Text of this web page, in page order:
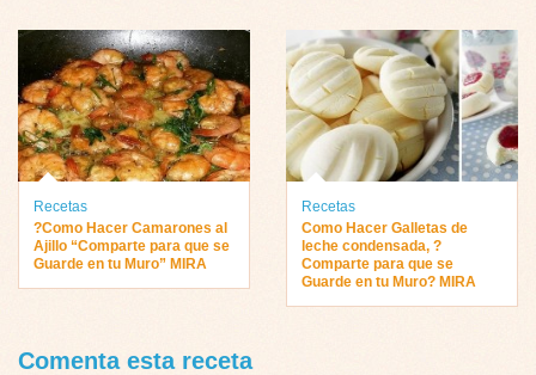
Recetas
?Como Hacer Camarones al
Ajillo “Comparte para que se
Guarde en tu Muro” MIRA
Recetas
Como Hacer Galletas de
leche condensada, ?
Comparte para que se
Guarde en tu Muro? MIRA
Comenta esta receta